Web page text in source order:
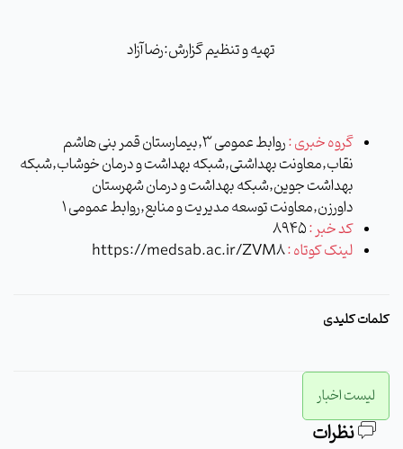
تهیه و تنظیم گزارش:رضا آزاد
گروه خبری :
روابط عمومی 3,بیمارستان قمر بنی هاشم
نقاب,معاونت بهداشتی,شبکه بهداشت و درمان خوشاب,شبکه
بهداشت جوین,شبکه بهداشت و درمان شهرستان
داورزن,معاونت توسعه مدیریت و منابع,روابط عمومی 1
کد خبر :8945
لینک کوتاه :https://medsab.ac.ir/ZVM8
کلمات کلیدی
لیست اخبار
نظرات